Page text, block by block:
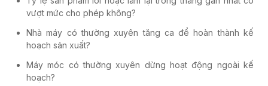
vượt mức cho phép không?
Nhà máy có thường xuyên tăng ca để hoàn thành kế
hoạch sản xuất?
Máy móc có thường xuyên dừng hoạt động ngoài kế
hoạch?